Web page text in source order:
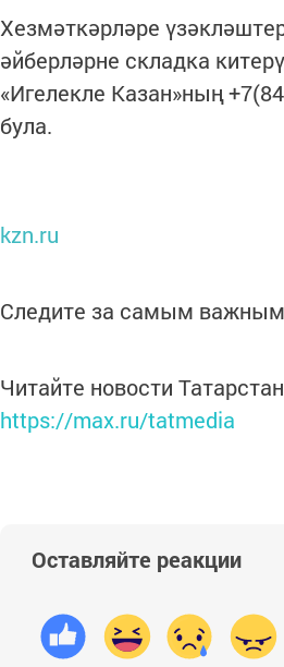
Хезмәткәрләре
әйберләрне складка
«Игелекле Казан»ның
була.
kzn.ru
Следите за самым
Читайте новости
https://max.ru/tatmedia
Оставляйте реакции